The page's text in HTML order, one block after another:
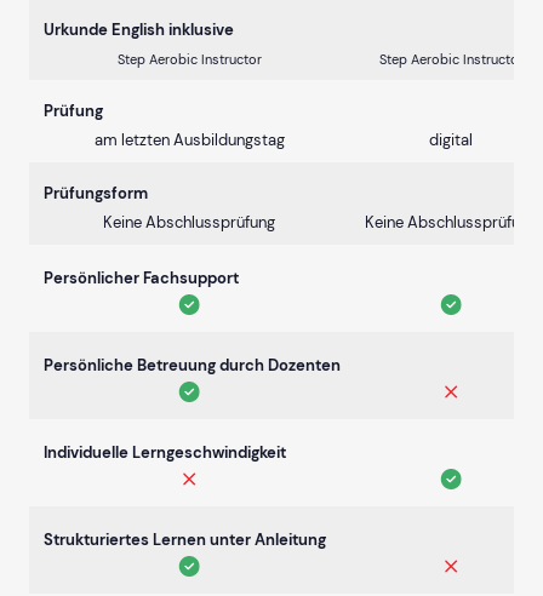
Urkunde English inklusive
Step Aerobic Instructor Step Aerobic Instructor
Prüfung
am letzten Ausbildungstag
digital
Prüfungsform
Keine Abschlussprüfung
Keine Abschlussprüfung
Persönlicher Fachsupport
Persönliche Betreuung durch Dozenten
Individuelle Lerngeschwindigkeit
Strukturiertes Lernen unter Anleitung